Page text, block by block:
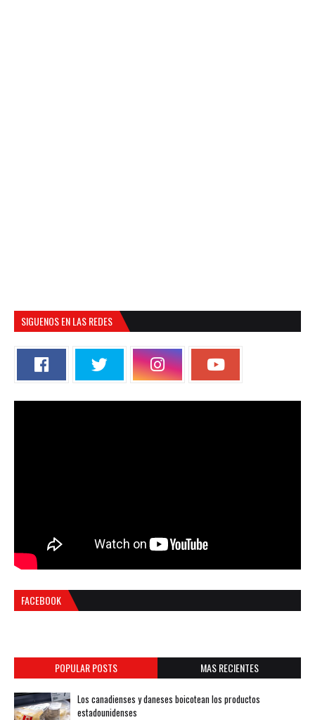
SIGUENOS EN LAS REDES
FACEBOOK
POPULAR POSTS MAS RECIENTES
Los canadienses y daneses boicotean los productos
estadounidenses